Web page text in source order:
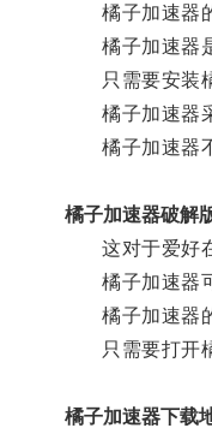
橘子加速器的
橘子加速器是
只需要安装橘
橘子加速器采
橘子加速器不
橘子加速器破解
这对于爱好在
橘子加速器可
橘子加速器的
只需要打开橘
橘子加速器下载